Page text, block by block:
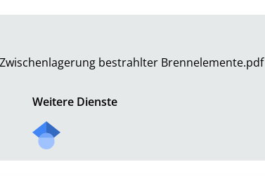
bestrahlter Brennelemente.pdf
Weitere Dienste